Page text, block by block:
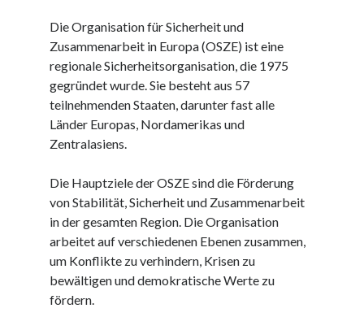
Dezember 2025
November 2025
Oktober 2025
September 2025
August 2025
Juli 2025
Juni 2025
April 2025
März 2025
Februar 2025
Januar 2025
Dezember 2024
November 2024
Oktober 2024
Die Organisation für Sicherheit und
Zusammenarbeit in Europa (OSZE) ist eine
regionale Sicherheitsorganisation, die 1975
gegründet wurde. Sie besteht aus 57
teilnehmenden Staaten, darunter fast alle
Länder Europas, Nordamerikas und
Zentralasiens.
Die Hauptziele der OSZE sind die Förderung
von Stabilität, Sicherheit und Zusammenarbeit
in der gesamten Region. Die Organisation
arbeitet auf verschiedenen Ebenen zusammen,
um Konflikte zu verhindern, Krisen zu
bewältigen und demokratische Werte zu
fördern.